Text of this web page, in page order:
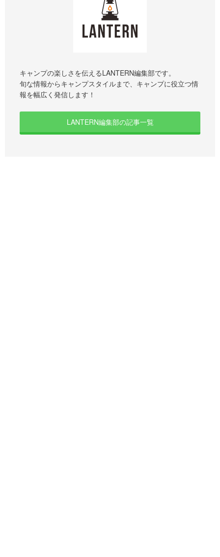
キャンプの楽しさを伝えるLANTERN編集部です。
旬な情報からキャンプスタイルまで、キャンプに役立つ情
報を幅広く発信します！
LANTERN編集部の記事一覧